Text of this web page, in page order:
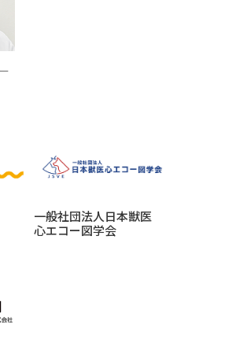
計測ができる
価の基礎が身につく
ト
ら1日で学べる
看護師それぞれに対応
ださい
音・録画はご遠慮ください
受講料は返金できませんので予めご了承
一般社団法人日本獣医
心エコー図学会